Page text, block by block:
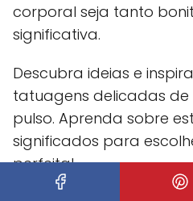
corporal seja tanto
significativa.
Descubra ideias e
tatuagens delicadas
pulso. Aprenda sobre
significados para
perfeita!